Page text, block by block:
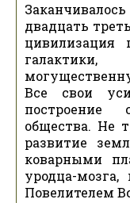
двадцать
цивилизация
Все свои
построение
общества. Не
развитие
коварными
уродца-
Повелителем